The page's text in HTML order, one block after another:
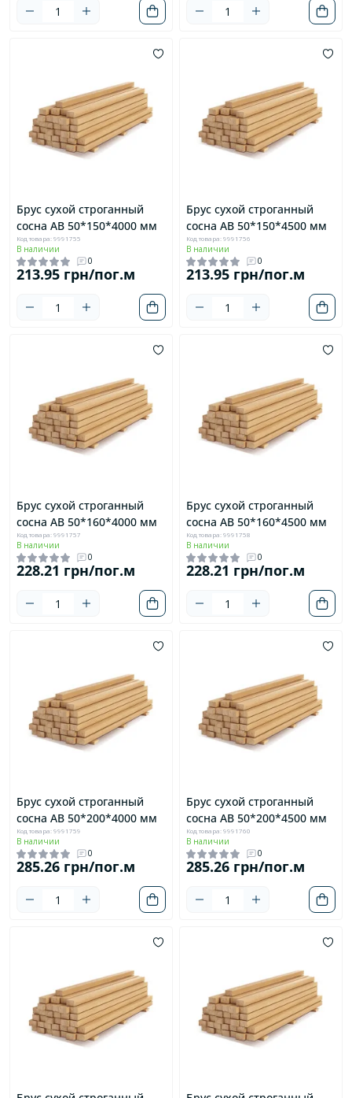
Брус сухой строганный
сосна AB 50*150*4000 мм
Код товара: 9991755
В наличии
0
213.95 грн/пог.м
Брус сухой строганный
сосна AB 50*150*4500 мм
Код товара: 9991756
В наличии
0
213.95 грн/пог.м
Брус сухой строганный
сосна AB 50*160*4000 мм
Код товара: 9991757
В наличии
0
228.21 грн/пог.м
Брус сухой строганный
сосна AB 50*160*4500 мм
Код товара: 9991758
В наличии
0
228.21 грн/пог.м
Брус сухой строганный
сосна AB 50*200*4000 мм
Код товара: 9991759
В наличии
0
285.26 грн/пог.м
Брус сухой строганный
сосна AB 50*200*4500 мм
Код товара: 9991760
В наличии
0
285.26 грн/пог.м